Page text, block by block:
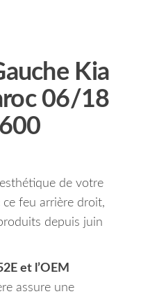
Kia
06/18
de votre
ce feu arrière droit,
depuis juin
et l’OEM
assure une